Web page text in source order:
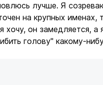
лучше. Я
на крупных
хочу, он замедляется,
голову" какому-